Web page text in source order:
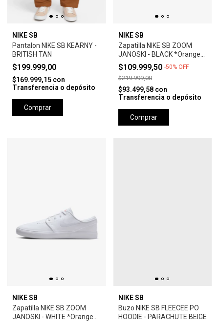
NIKE SB
Pantalon NIKE SB KEARNY -
BRITISH TAN
$199.999,00
$169.999,15 con
Transferencia o depósito
Comprar
NIKE SB
Zapatilla NIKE SB ZOOM
JANOSKI - BLACK *Orange
Label*
$109.999,50 -50% OFF
$219.999,00
$93.499,58 con
Transferencia o depósito
Comprar
NIKE SB
Zapatilla NIKE SB ZOOM
JANOSKI - WHITE *Orange
NIKE SB
Buzo NIKE SB FLEECEE PO
HOODIE - PARACHUTE BEIGE